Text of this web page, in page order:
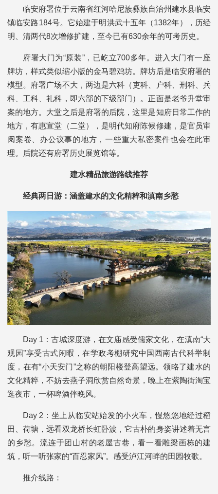
临安府署位于云南省红河哈尼族彝族自治州建水县临安
镇临安路184号。它始建于明洪武十五年（1382年），历经
明、清两代8次增修扩建，至今已有630余年的可考历史。
府署大门为“原装”，已屹立700多年。进入大门有一座
牌坊，样式类似缩小版的金马碧鸡坊。牌坊后是临安府署的
模型。府署广场不大，两边是六科（吏科、户科、刑科、兵
科、工科、礼科，即六部的下级部门）。正面是老爷升堂审
案的地方。大堂之后是府署的后院，这里是知府日常工作的
地方，有惠宣堂（二堂），是明代知府陈候修建，是官员审
阅案卷、办公议事的地方，一些重大私密案件也会在此审
理。后院还有府署历史展览馆等。
建水精品旅游路线推荐
经典两日游： 涵盖建水的文化精粹和滇南乡愁
Day 1：古城深度游，在文庙感受儒家文化，在滇南“大
观园”享受古式闲暇，在学政考棚研究中国西南古代科举制
度，在有“小天安门”之称的朝阳楼登高望远。领略了建水的
文化精粹，不妨去燕子洞欣赏自然奇景，晚上在紫陶街淘宝
逛夜市，一杯啤酒伴晚风。
Day 2：坐上从临安站始发的小火车，慢悠悠地经过稻
田、荷塘，远看双龙桥长虹卧波，它古朴的身姿讲述着无言
的乡愁。流连于团山村的老屋古巷，看一看雕梁画栋的建
筑，听一听张家的“百忍家风”。感受泸江河畔的田园牧歌。
推介线路：